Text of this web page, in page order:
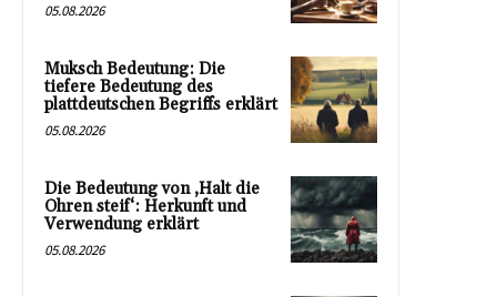
05.08.2026
Muksch Bedeutung: Die
tiefere Bedeutung des
plattdeutschen Begriffs erklärt
05.08.2026
Die Bedeutung von ‚Halt die
Ohren steif‘: Herkunft und
Verwendung erklärt
05.08.2026